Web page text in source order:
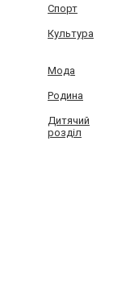
Спорт
Культура
Мода
Родина
Дитячий
розділ